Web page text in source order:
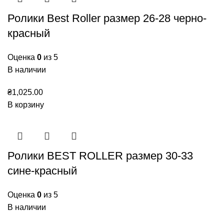
Ролики Best Roller размер 26-28 черно-
красный
Оценка 0 из 5
В наличии
₴1,025.00
В корзину
Ролики BEST ROLLER размер 30-33
сине-красный
Оценка 0 из 5
В наличии